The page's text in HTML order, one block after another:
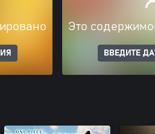
Это
ВВЕДИТЕ